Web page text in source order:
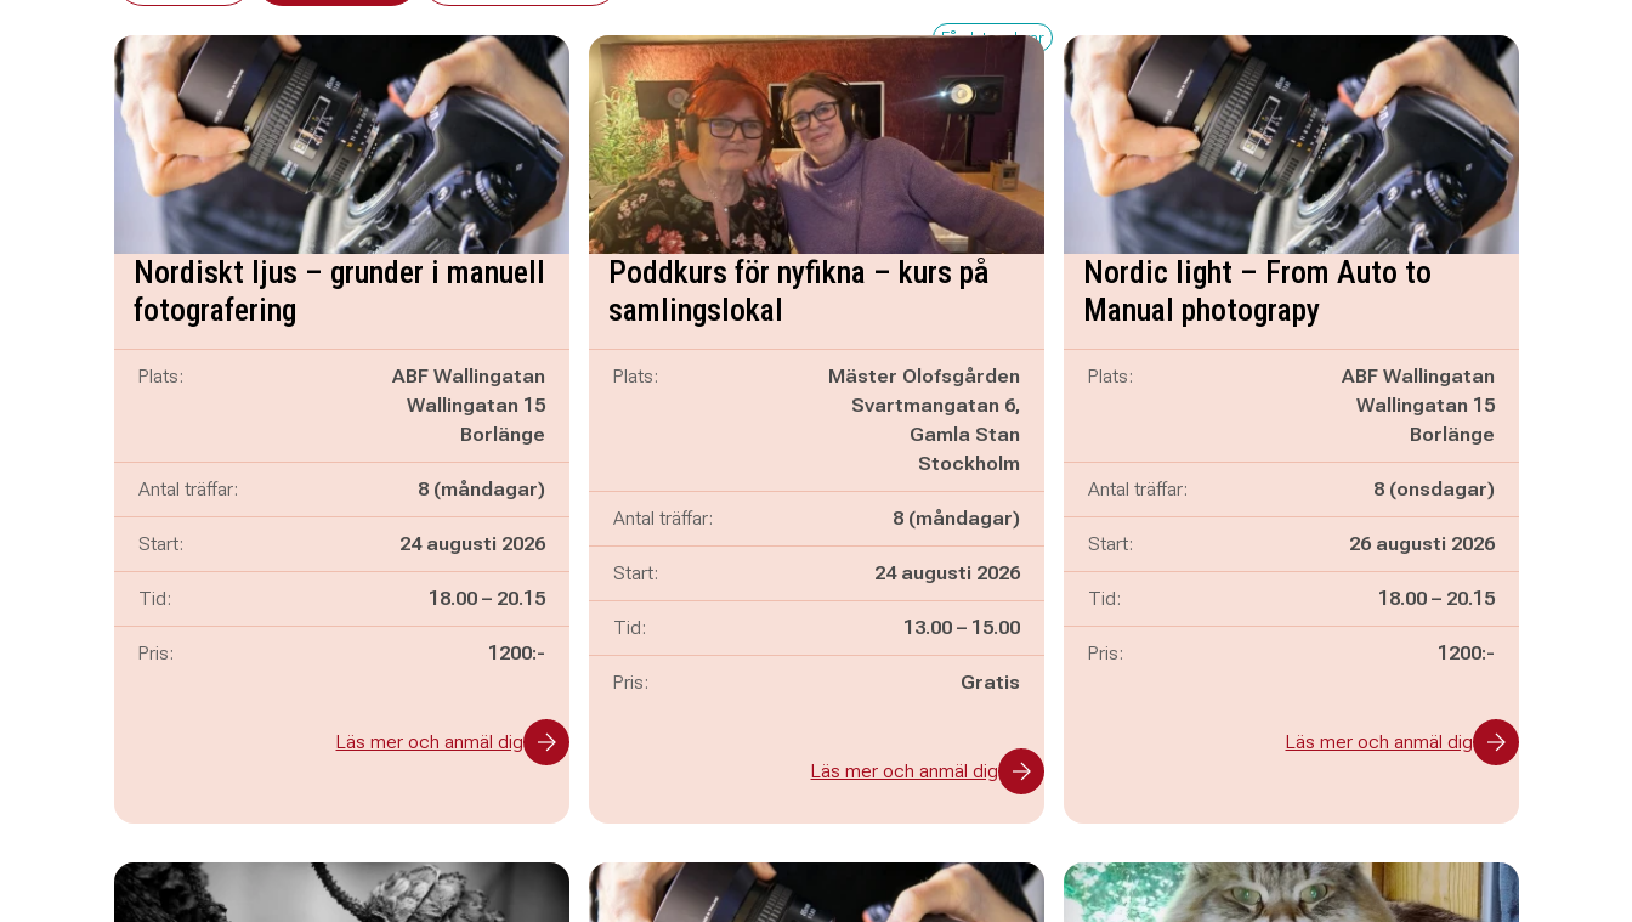
Nordiskt ljus – grunder i manuell
fotografering
Plats:
ABF Wallingatan
Wallingatan 15
Borlänge
Antal träffar: 8 (måndagar)
Start: 24 augusti 2026
Tid: Pågår mellan
18.00 – och
20.15
Pris: 1200:-
Läs mer och anmäl dig
Få platser kvar
Poddkurs för nyfikna – kurs på
samlingslokal
Plats:
Mäster Olofsgården
Svartmangatan 6,
Gamla Stan
Stockholm
Antal träffar: 8 (måndagar)
Start: 24 augusti 2026
Tid: Pågår mellan
13.00 – och
15.00
Pris: Gratis
Läs mer och anmäl dig
Nordic light – From Auto to
Manual photograpy
Plats:
ABF Wallingatan
Wallingatan 15
Borlänge
Antal träffar: 8 (onsdagar)
Start: 26 augusti 2026
Tid: Pågår mellan
18.00 – och
20.15
Pris: 1200:-
Läs mer och anmäl dig